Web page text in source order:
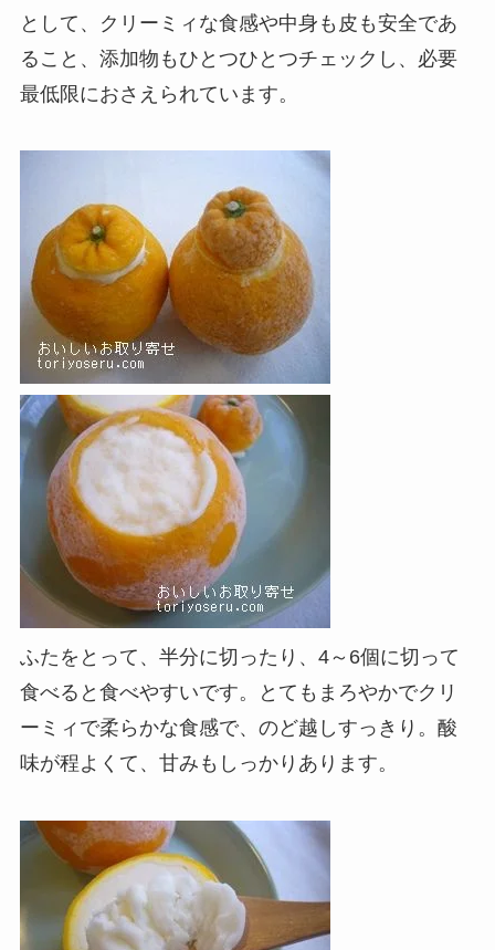
として、クリーミィな食感や中身も皮も安全であ
ること、添加物もひとつひとつチェックし、必要
最低限におさえられています。
ふたをとって、半分に切ったり、4～6個に切って
食べると食べやすいです。とてもまろやかでクリ
ーミィで柔らかな食感で、のど越しすっきり。酸
味が程よくて、甘みもしっかりあります。